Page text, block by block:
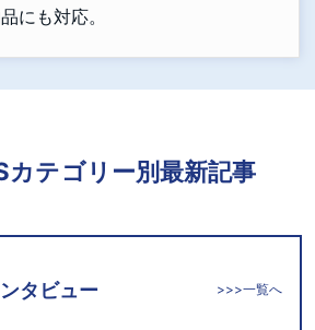
にも対応。
テゴリー別最新記事
タビュー >>>一覧へ